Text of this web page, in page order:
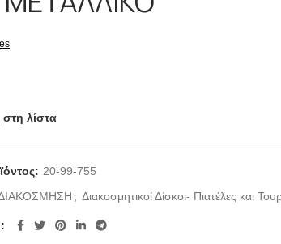
λίστα
20-99-755
Διακοσμητικοί Δίσκοι- Πιατέλες και